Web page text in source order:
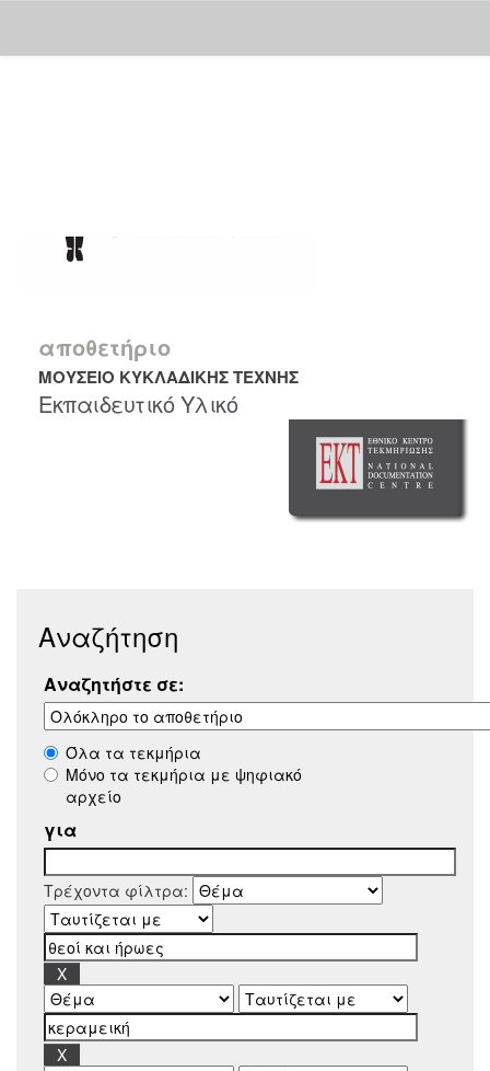
αποθετήριο
ΜΟΥΣΕΙΟ ΚΥΚΛΑΔΙΚΗΣ ΤΕΧΝΗΣ
Εκπαιδευτικό Υλικό
Αναζήτηση
Αναζητήστε σε:
Όλα τα τεκμήρια
Μόνο τα τεκμήρια με ψηφιακό
αρχείο
για
Τρέχοντα φίλτρα: